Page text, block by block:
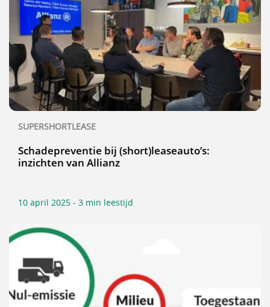
SUPERSHORTLEASE
Schadepreventie bij (short)leaseauto’s:
inzichten van Allianz
10 april 2025 - 3 min leestijd